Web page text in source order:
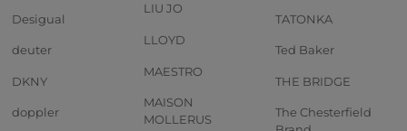
Desigual
deuter
DKNY
doppler
LIU JO
LLOYD
MAESTRO
MAISON
MOLLERUS
TATONKA
Ted Baker
THE BRIDGE
The Chesterfield